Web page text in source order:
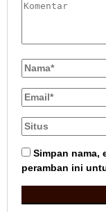
Simpan nama,
peramban ini